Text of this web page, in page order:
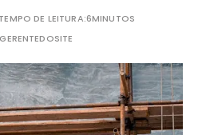
TEMPO DE LEITURA:6MINUTOS
GERENTEDOSITE